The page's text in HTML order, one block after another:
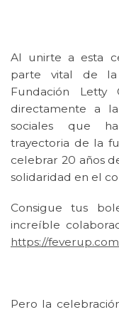
Al unirte a esta
parte vital de
Fundación Letty
directamente a
sociales que
trayectoria de la
celebrar 20 años
solidaridad en el
Consigue tus
increíble
https://
Pero la